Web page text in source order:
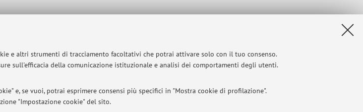
e altri strumenti di tracciamento facoltativi che potrai attivare solo con il tuo consenso.
sull'efficacia della comunicazione istituzionale e analisi dei comportamenti degli utenti.
e, se vuoi, potrai esprimere consensi più specifici in "Mostra cookie di profilazione".
"Impostazione cookie" del sito.